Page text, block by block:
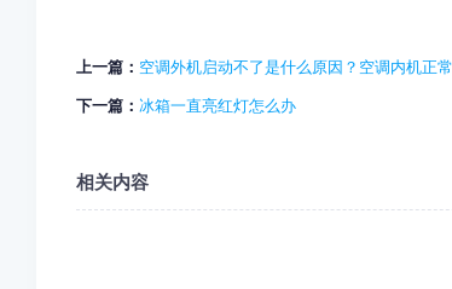
上一篇： 空调外机启动不了是什么原因？空调内机正
下一篇： 冰箱一直亮红灯怎么办
相关内容